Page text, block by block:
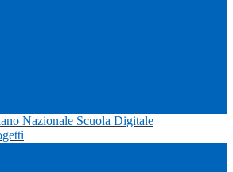
Nazionale Scuola Digitale